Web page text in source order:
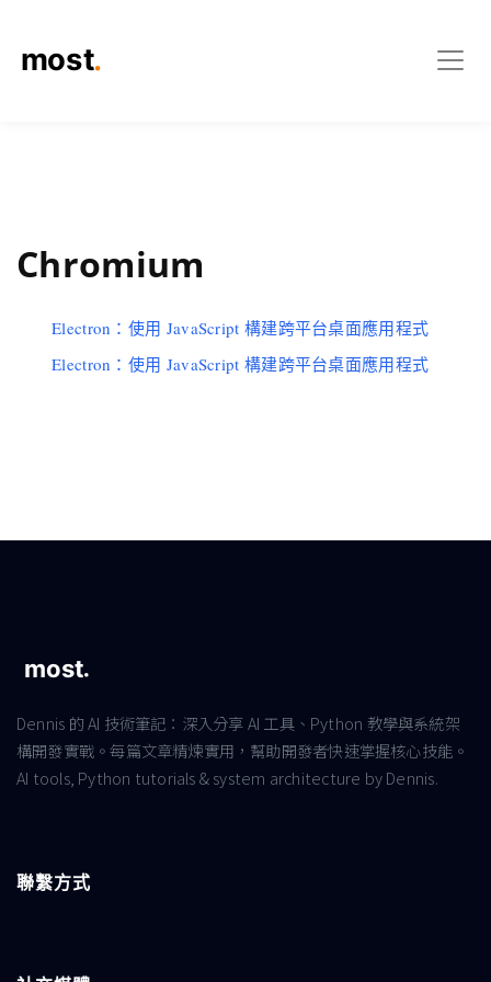
Chromium
Electron：使用 JavaScript 構建跨平台桌面應用程式
Electron：使用 JavaScript 構建跨平台桌面應用程式
Dennis 的 AI 技術筆記：深入分享 AI 工具、Python 教學與系統架
構開發實戰。每篇文章精煉實用，幫助開發者快速掌握核心技能。
AI tools, Python tutorials & system architecture by Dennis.
聯繫方式